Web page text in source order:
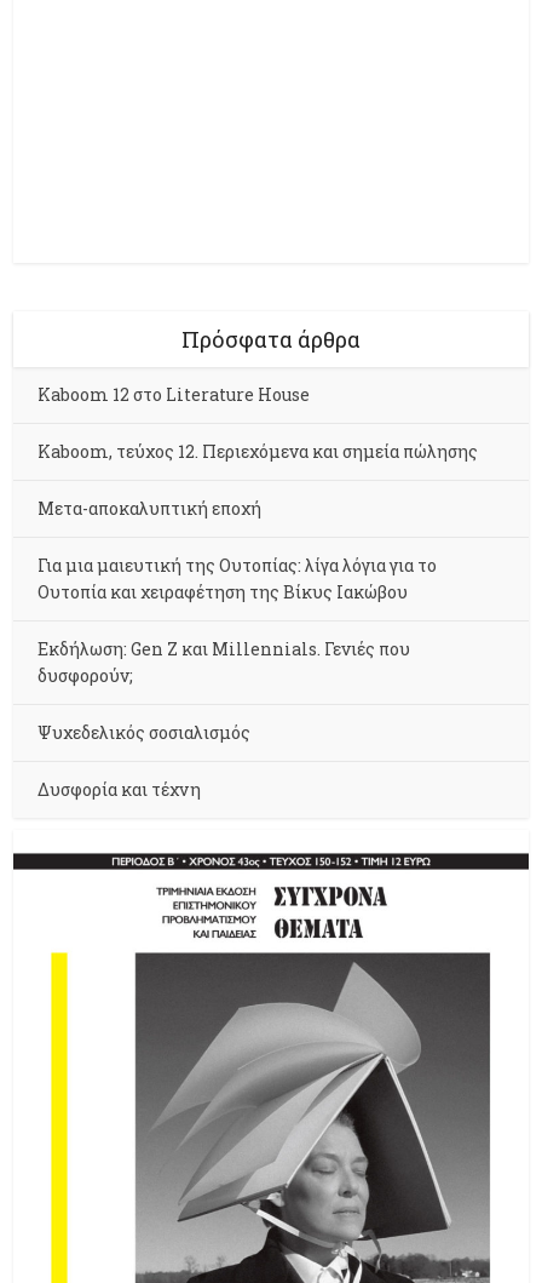
Πρόσφατα άρθρα
Kaboom 12 στο Literature House
Kaboom, τεύχος 12. Περιεχόμενα και σημεία πώλησης
Μετα-αποκαλυπτική εποχή
Για μια μαιευτική της Ουτοπίας: λίγα λόγια για το
Ουτοπία και χειραφέτηση της Βίκυς Ιακώβου
Εκδήλωση: Gen Z και Millennials. Γενιές που
δυσφορούν;
Ψυχεδελικός σοσιαλισμός
Δυσφορία και τέχνη